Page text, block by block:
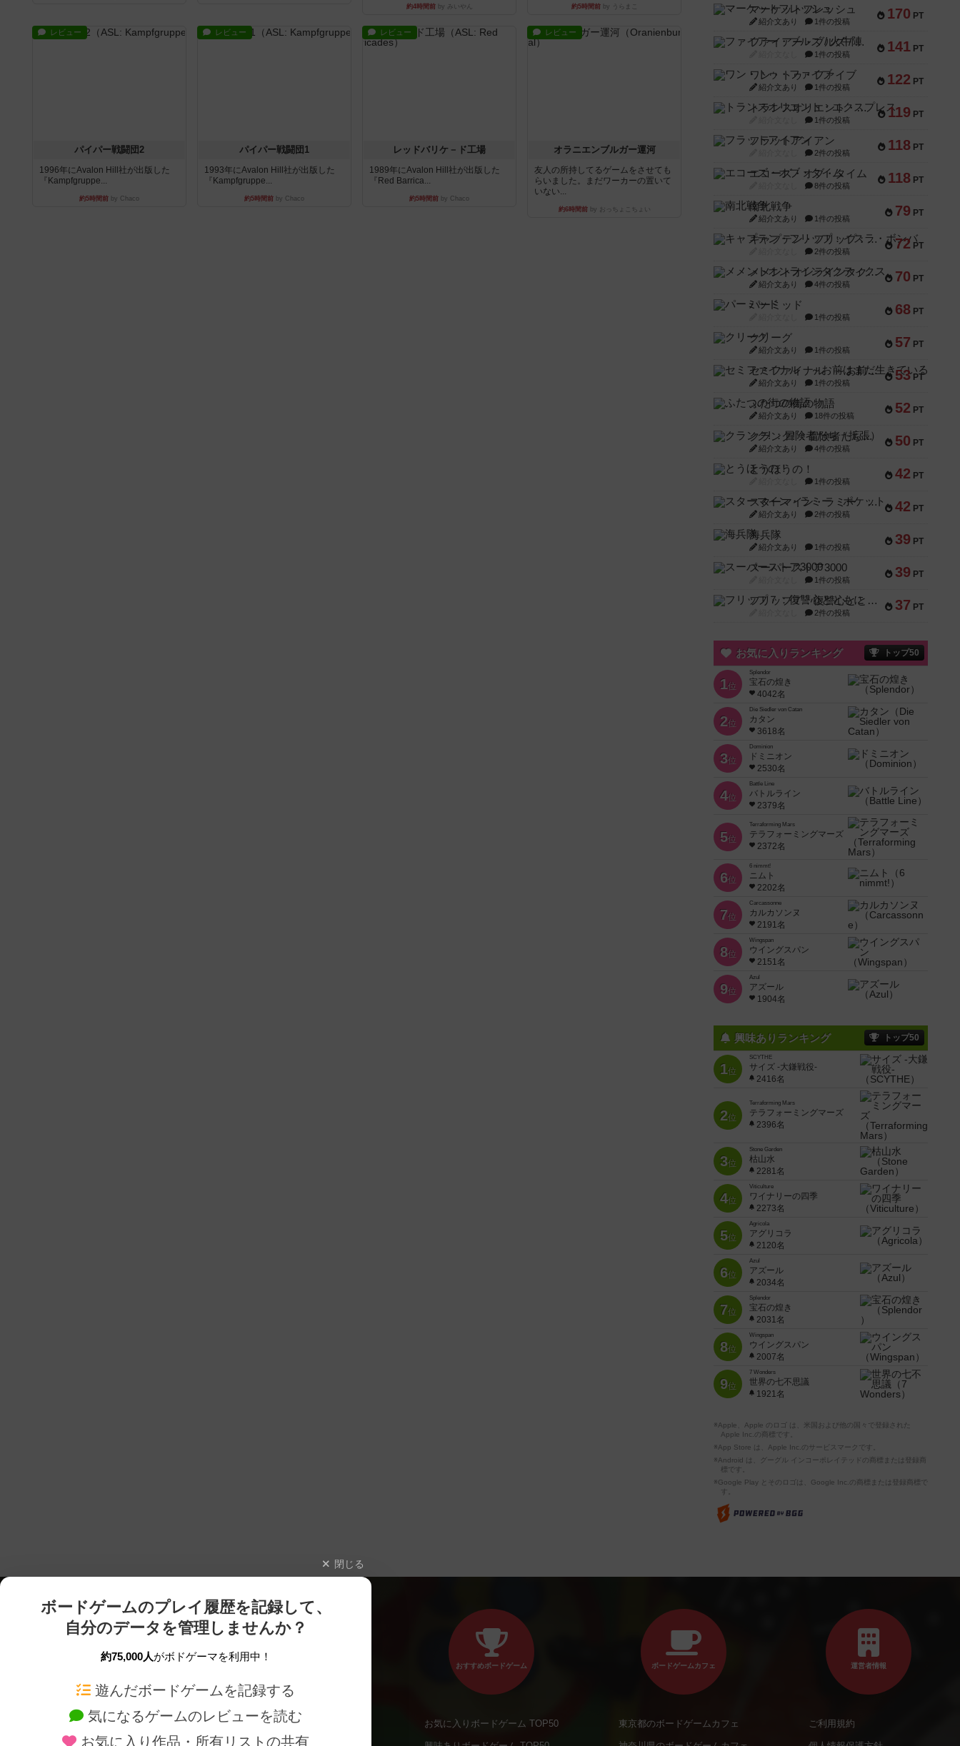
約4時間前by みいやん 約5時間前by うらまこ
レビュー
パイパー戦闘団2
1996年にAvalon Hill社が出版した
『Kampfgruppe...
約5時間前 by Chaco
レビュー
パイパー戦闘団1
1993年にAvalon Hill社が出版した
『Kampfgruppe...
約5時間前 by Chaco
レビュー
レッドバリケ－ド工場
1989年にAvalon Hill社が出版した
『Red Barrica...
約5時間前 by Chaco
レビュー
オラニエンブルガー運河
友人の所持してるゲームをさせても
らいました。まだワーカーの置いて
いない...
約6時間前by おっちょこちょい
170 PT
マーケットフレッシュ
紹介文あり 1件の投稿
141 PT
ファイアー・ブルズ / 火牛陣
1件の投稿
122 PT
ワン・トゥ・ファイブ
紹介文あり 1件の投稿
119 PT
トランスオリエント・エクスプレス
1件の投稿
118 PT
フラットアイアン
2件の投稿
118 PT
エコーズ・オブ・タイム
8件の投稿
79 PT
南北戦争
紹介文あり 1件の投稿
72 PT
キャプテン・フリップ：イスラ・ボンバ
2件の投稿
70 PT
メメントオンラインタクティクス
紹介文あり 4件の投稿
68 PT
パーミッド
1件の投稿
57 PT
クリーグ
紹介文あり 1件の投稿
53 PT
セミファイナル ～お前はまだ生きている～
紹介文あり 1件の投稿
52 PT
ふたつの街の物語
紹介文あり 18件の投稿
50 PT
クランク! ：冒険者たち（拡張）
紹介文あり 4件の投稿
42 PT
とうほうの！
1件の投稿
42 PT
スターマイン・ラミー ポケット
紹介文あり 2件の投稿
39 PT
海兵隊
紹介文あり 1件の投稿
39 PT
スーパーストア3000
1件の投稿
37 PT
フリップ７：復讐心とともに
2件の投稿
お気に入りランキング トップ50
1位
Splendor
宝石の煌き
4042名
2位
Die Siedler von Catan
カタン
3618名
3位
Dominion
ドミニオン
2530名
4位
Battle Line
バトルライン
2379名
5位
Terraforming Mars
テラフォーミングマーズ
2372名
6位
6 nimmt!
ニムト
2202名
7位
Carcassonne
カルカソンヌ
2191名
8位
Wingspan
ウイングスパン
2151名
9位
Azul
アズール
1904名
興味ありランキング トップ50
1位
SCYTHE
サイズ -大鎌戦役-
2416名
2位
Terraforming Mars
テラフォーミングマーズ
2396名
3位
Stone Garden
枯山水
2281名
4位
Viticulture
ワイナリーの四季
2273名
5位
Agricola
アグリコラ
2120名
6位
Azul
アズール
2034名
7位
Splendor
宝石の煌き
2031名
8位
Wingspan
ウイングスパン
2007名
9位
7 Wonders
世界の七不思議
1921名
※Apple、Apple のロゴ は、米国および他の国々で登録された
Apple Inc.の商標です。
※App Store は、Apple Inc.のサービスマークです。
※Android は、グーグル インコーポレイテッドの商標または登録商
標です。
※Google Play とそのロゴは、Google Inc.の商標または登録商標で
す。
閉じる
ボードゲームのプレイ履歴を記録して、
自分のデータを管理しませんか？
約75,000人がボドゲーマを利用中！
遊んだボードゲームを記録する
気になるゲームのレビューを読む
お気に入り作品・所有リストの共有
ボードゲームを検索する 新作・再入荷情報
おすすめボードゲーム
お気に入りボードゲーム TOP50
ボードゲームカフェ
東京都のボードゲームカフェ
運営者情報
ご利用規約